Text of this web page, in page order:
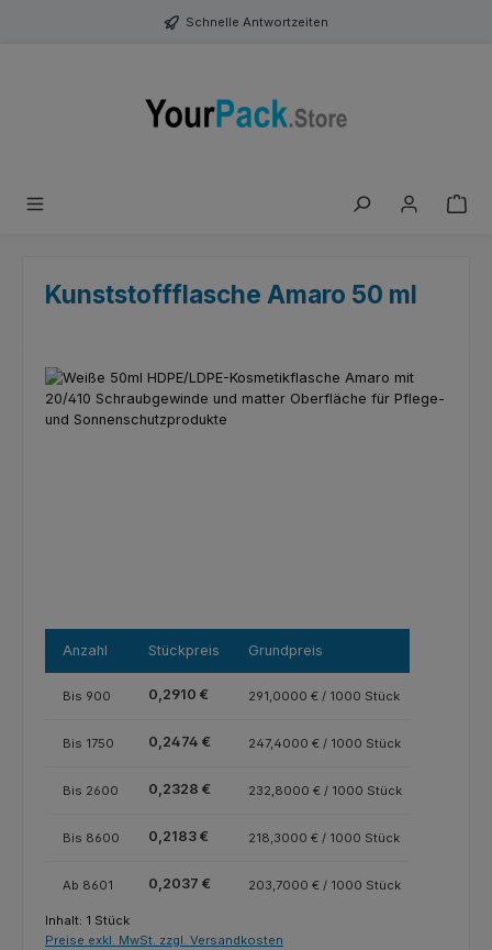
Zum Hauptinhalt springen Schnelle Antwortzeiten
Kunststoffflasche Amaro 50 ml
Bildergalerie überspringen
Anzahl Stückpreis Grundpreis
Bis 900 0,2910 € 291,0000 € / 1000 Stück
Bis 1750 0,2474 € 247,4000 € / 1000 Stück
Bis 2600 0,2328 € 232,8000 € / 1000 Stück
Bis 8600 0,2183 € 218,3000 € / 1000 Stück
Ab 8601 0,2037 € 203,7000 € / 1000 Stück
Inhalt: 1 Stück
Preise exkl. MwSt. zzgl. Versandkosten